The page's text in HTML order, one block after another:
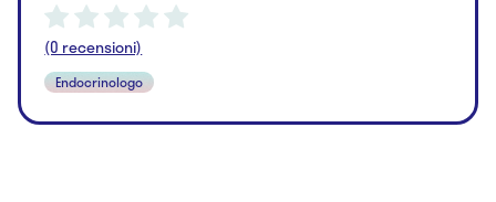
(0 recensioni)
Endocrinologo